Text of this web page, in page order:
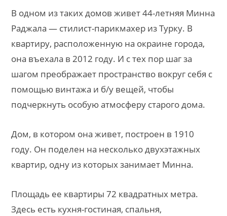
В одном из таких домов живет 44-летняя Минна
Раджала — стилист-парикмахер из Турку. В
квартиру, расположенную на окраине города,
она въехала в 2012 году. И с тех пор шаг за
шагом преображает пространство вокруг себя с
помощью винтажа и б/у вещей, чтобы
подчеркнуть особую атмосферу старого дома.
Дом, в котором она живет, построен в 1910
году. Он поделен на несколько двухэтажных
квартир, одну из которых занимает Минна.
Площадь ее квартиры 72 квадратных метра.
Здесь есть кухня-гостиная, спальня,